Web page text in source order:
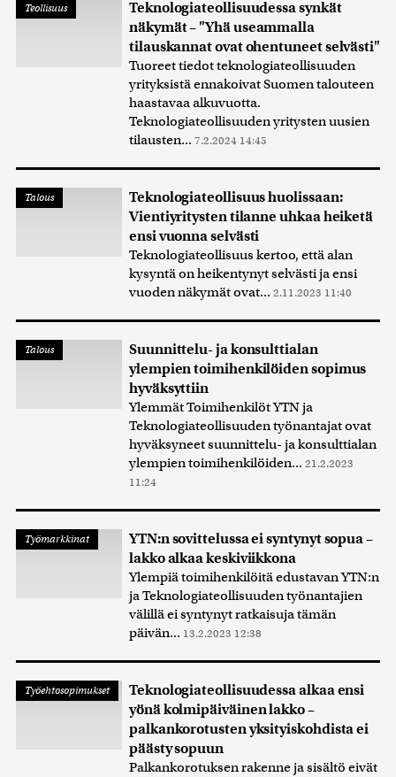
Teollisuus
Teknologiateollisuudessa synkät
näkymät – "Yhä useammalla
tilauskannat ovat ohentuneet selvästi"
Tuoreet tiedot teknologiateollisuuden
yrityksistä ennakoivat Suomen talouteen
haastavaa alkuvuotta.
Teknologiateollisuuden yritysten uusien
tilausten... 7.2.2024 14:45
Talous
Teknologiateollisuus huolissaan:
Vientiyritysten tilanne uhkaa heiketä
ensi vuonna selvästi
Teknologiateollisuus kertoo, että alan
kysyntä on heikentynyt selvästi ja ensi
vuoden näkymät ovat... 2.11.2023 11:40
Talous
Suunnittelu- ja konsulttialan
ylempien toimihenkilöiden sopimus
hyväksyttiin
Ylemmät Toimihenkilöt YTN ja
Teknologiateollisuuden työnantajat ovat
hyväksyneet suunnittelu- ja konsulttialan
ylempien toimihenkilöiden... 21.2.2023
11:24
Työmarkkinat
YTN:n sovittelussa ei syntynyt sopua –
lakko alkaa keskiviikkona
Ylempiä toimihenkilöitä edustavan YTN:n
ja Teknologiateollisuuden työnantajien
välillä ei syntynyt ratkaisuja tämän
päivän... 13.2.2023 12:38
Työehtosopimukset
Teknologiateollisuudessa alkaa ensi
yönä kolmipäiväinen lakko –
palkankorotusten yksityiskohdista ei
päästy sopuun
Palkankorotuksen rakenne ja sisältö eivät